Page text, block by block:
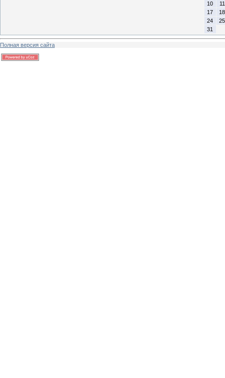
10
11
17
18
24
25
31
Полная версия сайта